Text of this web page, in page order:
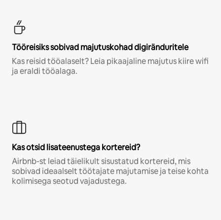
Tööreisiks sobivad majutuskohad digiränduritele
Kas reisid tööalaselt? Leia pikaajaline majutus kiire wifi
ja eraldi tööalaga.
Kas otsid lisateenustega kortereid?
Airbnb-st leiad täielikult sisustatud kortereid, mis
sobivad ideaalselt töötajate majutamise ja teise kohta
kolimisega seotud vajadustega.